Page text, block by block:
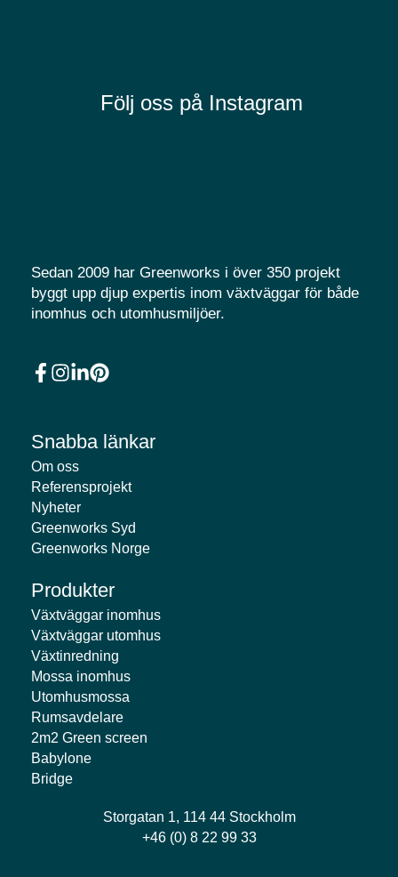
Följ oss på Instagram
Sedan 2009 har Greenworks i över 350 projekt
byggt upp djup expertis inom växtväggar för både
inomhus och utomhusmiljöer.
Snabba länkar
Om oss
Referensprojekt
Nyheter
Greenworks Syd
Greenworks Norge
Produkter
Växtväggar inomhus
Växtväggar utomhus
Växtinredning
Mossa inomhus
Utomhusmossa
Rumsavdelare
2m2 Green screen
Babylone
Bridge
Storgatan 1, 114 44 Stockholm
+46 (0) 8 22 99 33